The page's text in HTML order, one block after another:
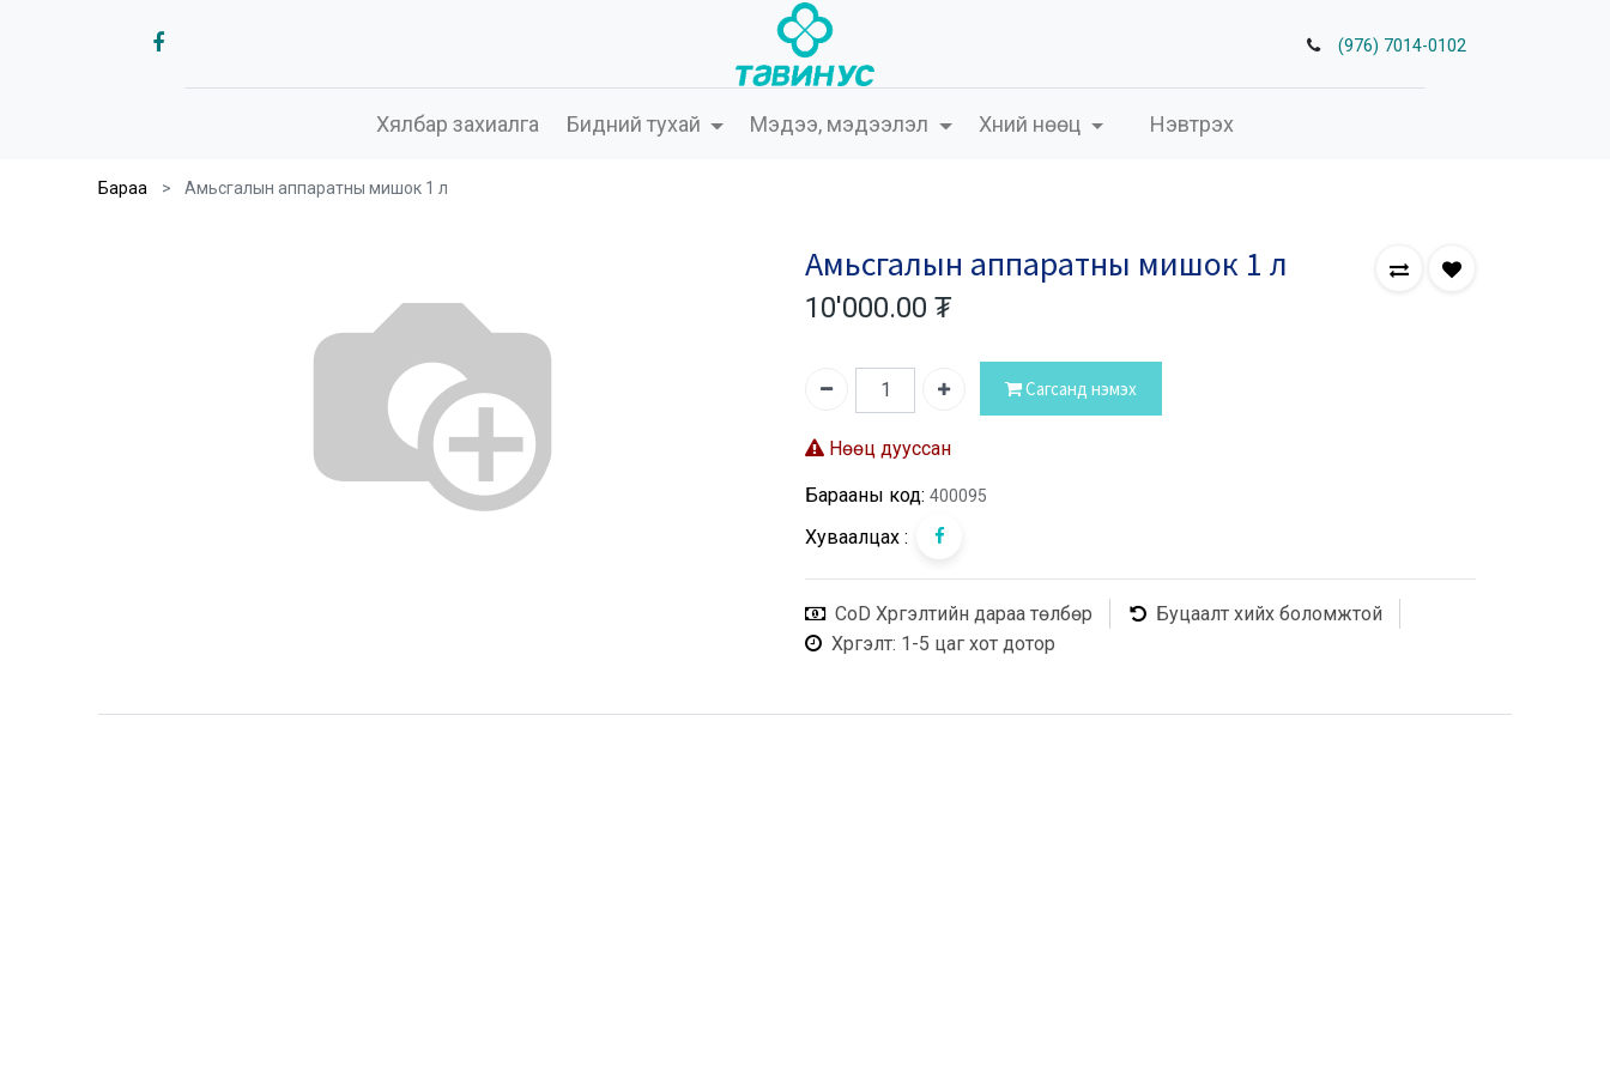
(976) 7014-0102
Хялбар захиалга Бидний тухай Мэдээ, мэдээлэл Хүний нөөц Нэвтрэх
Бараа Амьсгалын аппаратны мишок 1 л
Амьсгалын аппаратны мишок 1 л
10'000.00 ₮
Сагсанд нэмэх
Нөөц дууссан
Барааны код: 400095
Хуваалцах :
CoD Хүргэлтийн дараа төлбөр
Буцаалт хийх боломжтой
Хүргэлт: 1-5 цаг хот дотор